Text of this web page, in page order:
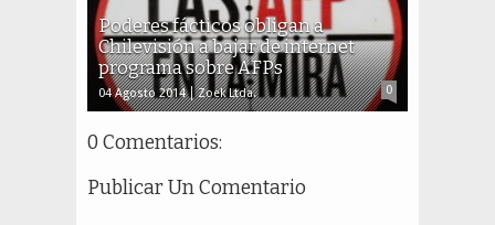
Poderes fácticos obligan a
Chilevisión a bajar de internet
programa sobre AFPs
04 Agosto 2014 Zoek Ltda. 0
0 Comentarios:
Publicar Un Comentario